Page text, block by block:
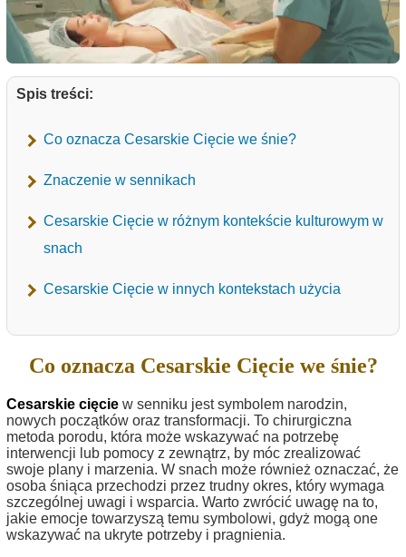
Spis treści:
Co oznacza Cesarskie Cięcie we śnie?
Znaczenie w sennikach
Cesarskie Cięcie w różnym kontekście kulturowym w
snach
Cesarskie Cięcie w innych kontekstach użycia
Co oznacza Cesarskie Cięcie we śnie?
Cesarskie cięcie w senniku jest symbolem narodzin,
nowych początków oraz transformacji. To chirurgiczna
metoda porodu, która może wskazywać na potrzebę
interwencji lub pomocy z zewnątrz, by móc zrealizować
swoje plany i marzenia. W snach może również oznaczać, że
osoba śniąca przechodzi przez trudny okres, który wymaga
szczególnej uwagi i wsparcia. Warto zwrócić uwagę na to,
jakie emocje towarzyszą temu symbolowi, gdyż mogą one
wskazywać na ukryte potrzeby i pragnienia.